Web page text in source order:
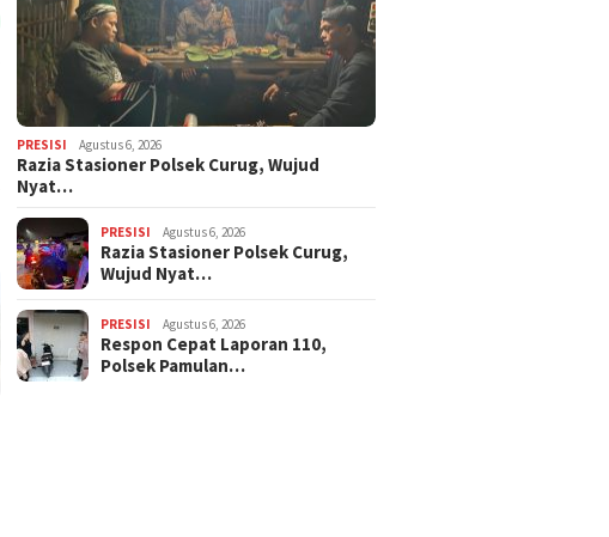
PRESISI Agustus 6, 2026
Razia Stasioner Polsek Curug, Wujud
Nyat…
PRESISI Agustus 6, 2026
Razia Stasioner Polsek Curug,
Wujud Nyat…
PRESISI Agustus 6, 2026
Respon Cepat Laporan 110,
Polsek Pamulan…